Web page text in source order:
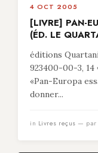
4 OCT 2005
[LIVRE] PAN-
(ÉD. LE
éditions
923400-00-3,
«Pan-Europa
donner...
in Livres reçus — par